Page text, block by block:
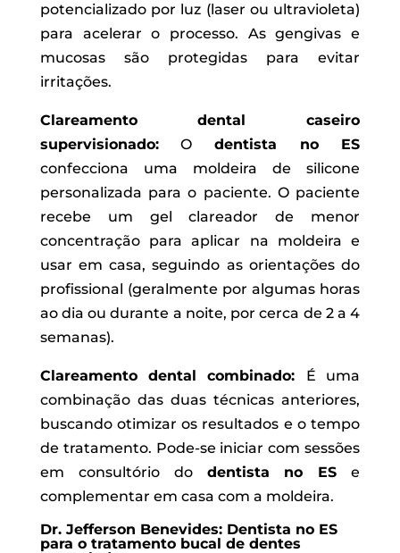
potencializado por luz (laser ou ultravioleta)
para acelerar o processo. As gengivas e
mucosas são protegidas para evitar
irritações.
Clareamento dental caseiro
supervisionado:O dentista no ES
confecciona uma moldeira de silicone
personalizada para o paciente. O paciente
recebe um gel clareador de menor
concentração para aplicar na moldeira e
usar em casa, seguindo as orientações do
profissional (geralmente por algumas horas
ao dia ou durante a noite, por cerca de 2 a 4
semanas).
Clareamento dental combinado: É uma
combinação das duas técnicas anteriores,
buscando otimizar os resultados e o tempo
de tratamento. Pode-se iniciar com sessões
em consultório do dentista no ES e
complementar em casa com a moldeira.
Dr. Jefferson Benevides: Dentista no ES
para o tratamento bucal de dentes